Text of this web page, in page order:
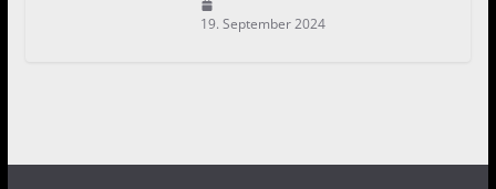
19. September 2024